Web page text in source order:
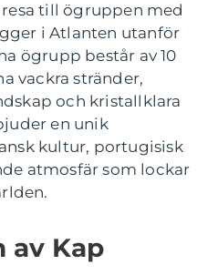
resa till ögruppen med
i Atlanten utanför
ögrupp består av 10
vackra stränder,
och kristallklara
en unik
kultur, portugisisk
atmosfär som lockar
av Kap